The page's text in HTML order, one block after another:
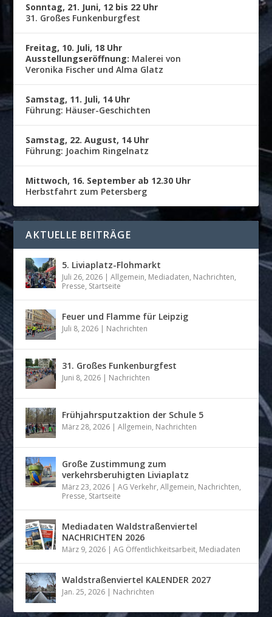
Sonntag, 21. Juni, 12 bis 22 Uhr
31. Großes Funkenburgfest
Freitag, 10. Juli, 18 Uhr
Ausstellungseröffnung: Malerei von
Veronika Fischer und Alma Glatz
Samstag, 11. Juli, 14 Uhr
Führung: Häuser-Geschichten
Samstag, 22. August, 14 Uhr
Führung: Joachim Ringelnatz
Mittwoch, 16. September ab 12.30 Uhr
Herbstfahrt zum Petersberg
AKTUELLE BEITRÄGE
5. Liviaplatz-Flohmarkt
Juli 26, 2026 |Allgemein, Mediadaten, Nachrichten,
Presse, Startseite
Feuer und Flamme für Leipzig
Juli 8, 2026 | Nachrichten
31. Großes Funkenburgfest
Juni 8, 2026 | Nachrichten
Frühjahrsputzaktion der Schule 5
März 28, 2026 |Allgemein, Nachrichten
Große Zustimmung zum
verkehrsberuhigten Liviaplatz
März 23, 2026 |AG Verkehr,Allgemein, Nachrichten,
Presse, Startseite
Mediadaten Waldstraßenviertel
NACHRICHTEN 2026
März 9, 2026 |AG Öffentlichkeitsarbeit, Mediadaten
Waldstraßenviertel KALENDER 2027
Jan. 25, 2026 | Nachrichten